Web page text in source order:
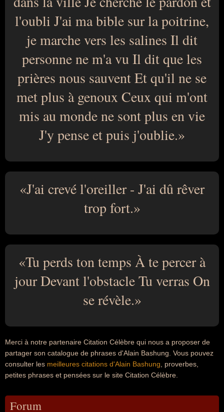
l'oubli J'ai ma bible sur la poitrine,
je marche vers les salines Il dit
personne ne m'a vu Il dit que les
prières nous sauvent Et qu'il ne se
met plus à genoux Ceux qui m'ont
mis au monde ne sont plus en vie
J'y pense et puis j'oublie.
J'ai crevé l'oreiller - J'ai dû rêver
trop fort.
Tu perds ton temps À te percer à
jour Devant l'obstacle Tu verras On
se révèle.
Merci à notre partenaire Citation Célèbre qui nous a proposer de
partager son catalogue de phrases d'Alain Bashung. Vous pouvez
consulter les meilleures citations d'Alain Bashung , proverbes,
petites phrases et pensées sur le site Citation Célèbre.
Forum